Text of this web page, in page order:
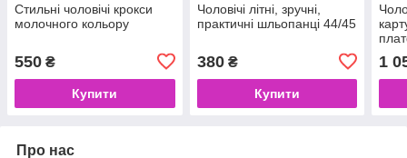
Стильні чоловічі крокси
молочного кольору
550 ₴
Купити
Чоловічі літні, зручні,
практичні шльопанці 44/45
380₴
Купити
1
Про нас